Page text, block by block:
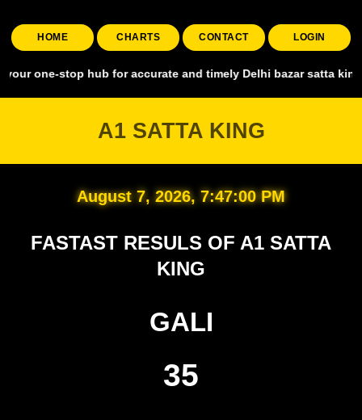
HOME CHARTS CONTACT LOGIN
hub for accurate and timely Delhi bazar satta king,
A1 SATTA KING
August 7, 2026, 7:47:01 PM
FASTAST RESULS OF A1 SATTA
KING
GALI
35